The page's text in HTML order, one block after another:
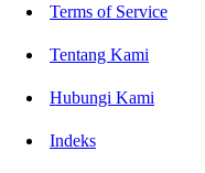
Terms of Service
Tentang Kami
Hubungi Kami
Indeks